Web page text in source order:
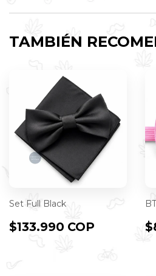
TAMBIÉN
Set Full Black
PRECIO
$133.990 COP